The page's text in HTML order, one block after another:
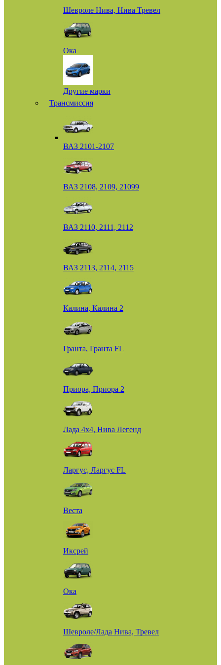
Шевроле Нива, Нива Тревел
Ока
Другие марки
Трансмиссия
ВАЗ 2101-2107
ВАЗ 2108, 2109, 21099
ВАЗ 2110, 2111, 2112
ВАЗ 2113, 2114, 2115
Калина, Калина 2
Гранта, Гранта FL
Приора, Приора 2
Лада 4х4, Нива Легенд
Ларгус, Ларгус FL
Веста
Иксрей
Ока
Шевроле/Лада Нива, Тревел